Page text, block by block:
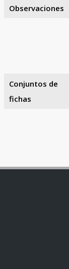
Observaciones
Conjuntos de
fichas